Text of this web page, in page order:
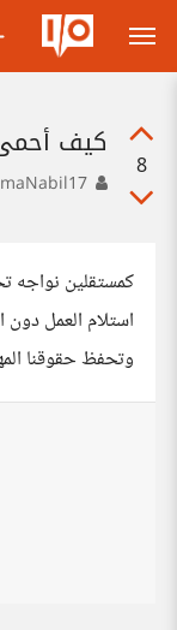
8
كيف
كمستقلين نواجه
استلام العمل دون
وتحفظ حقوقنا